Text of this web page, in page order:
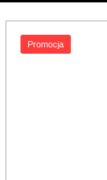
Promocja